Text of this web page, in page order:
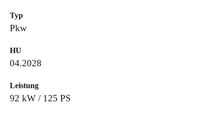
Typ
Pkw
HU
04.2028
Leistung
92 kW / 125 PS